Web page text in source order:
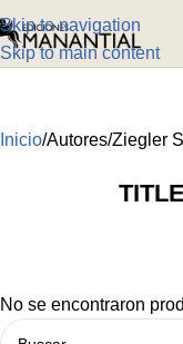
Skip to navigation
Skip to main content
Inicio Autores Ziegler
No se encontraron